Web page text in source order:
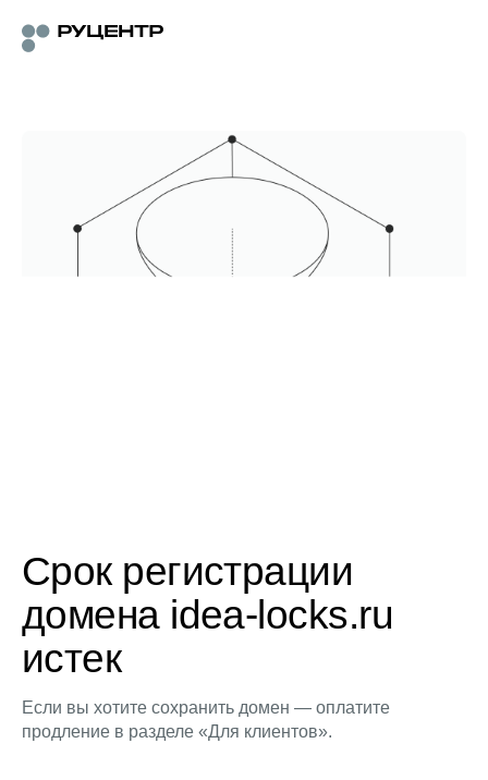
Срок регистрации
домена idea-locks.ru
истек
Если вы хотите сохранить домен — оплатите
продление в разделе «Для клиентов».